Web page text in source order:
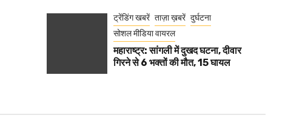
ट्रेंडिंग खबरें ताज़ा ख़बरें दुर्घटना
सोशल मीडिया वायरल
महाराष्ट्र: सांगली में दुखद घटना, दीवार
गिरने से 6 भक्तों की मौत, 15 घायल